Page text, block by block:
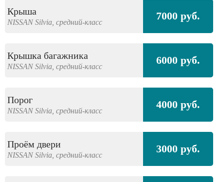
Крыша
NISSAN Silvia, средний-класс 7000 руб.
Крышка багажника
NISSAN Silvia, средний-класс 6000 руб.
Порог
NISSAN Silvia, средний-класс 4000 руб.
Проём двери
NISSAN Silvia, средний-класс 3000 руб.